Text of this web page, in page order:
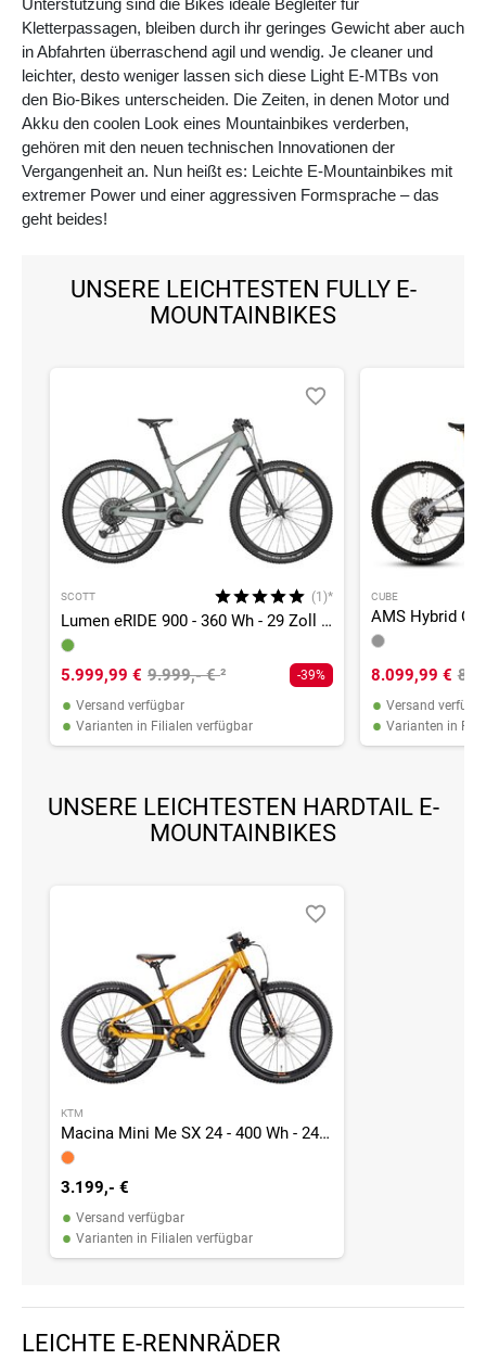
Unterstützung sind die Bikes ideale Begleiter für
Kletterpassagen, bleiben durch ihr geringes Gewicht aber auch
in Abfahrten überraschend agil und wendig. Je cleaner und
leichter, desto weniger lassen sich diese Light E-MTBs von
den Bio-Bikes unterscheiden. Die Zeiten, in denen Motor und
Akku den coolen Look eines Mountainbikes verderben,
gehören mit den neuen technischen Innovationen der
Vergangenheit an. Nun heißt es: Leichte E-Mountainbikes mit
extremer Power und einer aggressiven Formsprache – das
geht beides!
UNSERE LEICHTESTEN FULLY E-
MOUNTAINBIKES
SCOTT (1)*
Lumen eRIDE 900 - 360 Wh - 29 Zoll - Fully
5.999,99 € 9.999,- €² -39%
• Versand verfügbar
• Varianten in Filialen verfügbar
CUBE
8.099,99 €
• Versand
• Varianten in
UNSERE LEICHTESTEN HARDTAIL E-
MOUNTAINBIKES
KTM
Macina Mini Me SX 24 - 400 Wh - 24 Zoll - Diamant
3.199,- €
• Versand verfügbar
• Varianten in Filialen verfügbar
LEICHTE E-RENNRÄDER